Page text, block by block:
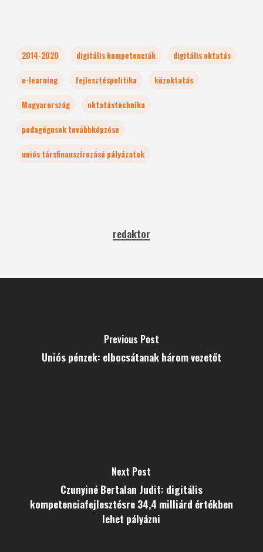
2014-2020 digitális kompetenciák
digitális oktatás
e-learning
fejlesztéspolitika
közoktatás
Magyarország
oktatástechnika
pedagógusok továbbképzése
uniós társfinanszírozású pályázatok
redaktor
Previous Post
Uniós pénzek: elbocsátanak három vezetőt
Next Post
Czunyiné Bertalan Judit: digitális
kompetenciafejlesztésre 34,4 milliárd értékben
lehet pályázni